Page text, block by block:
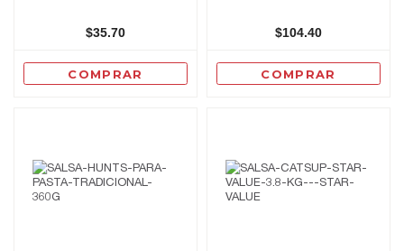
$35.70
COMPRAR
$104.40
COMPRAR